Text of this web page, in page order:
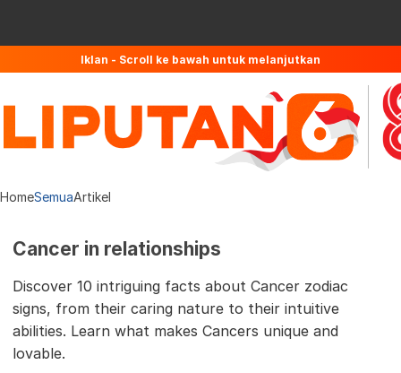
Iklan - Scroll ke bawah untuk melanjutkan
HomeSemuaArtikel
Cancer in relationships
Discover 10 intriguing facts about Cancer zodiac
signs, from their caring nature to their intuitive
abilities. Learn what makes Cancers unique and
lovable.